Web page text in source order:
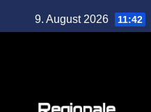
9. August 2026 11:42